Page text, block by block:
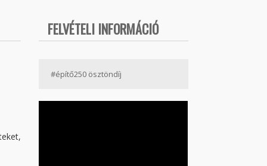
FELVÉTELI INFORMÁCIÓ
#építő250 ösztöndíj